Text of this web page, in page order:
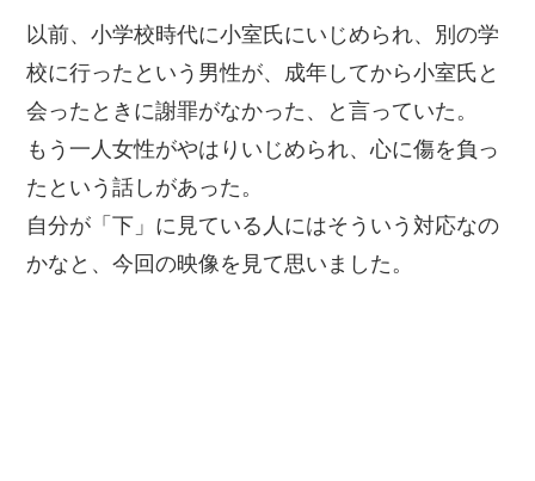
以前、小学校時代に小室氏にいじめられ、別の学
校に行ったという男性が、成年してから小室氏と
会ったときに謝罪がなかった、と言っていた。
もう一人女性がやはりいじめられ、心に傷を負っ
たという話しがあった。
自分が「下」に見ている人にはそういう対応なの
かなと、今回の映像を見て思いました。